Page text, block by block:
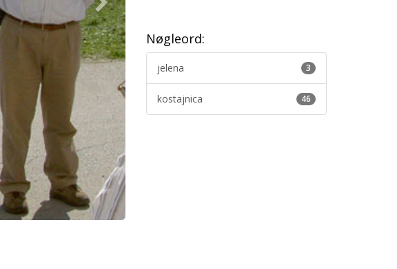
Nøgleord:
3
jelena
46
kostajnica